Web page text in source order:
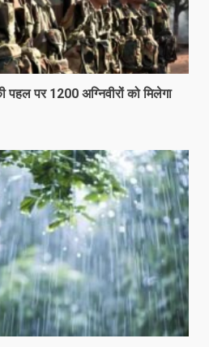
पहल पर 1200 अग्निवीरों को मिलेगा